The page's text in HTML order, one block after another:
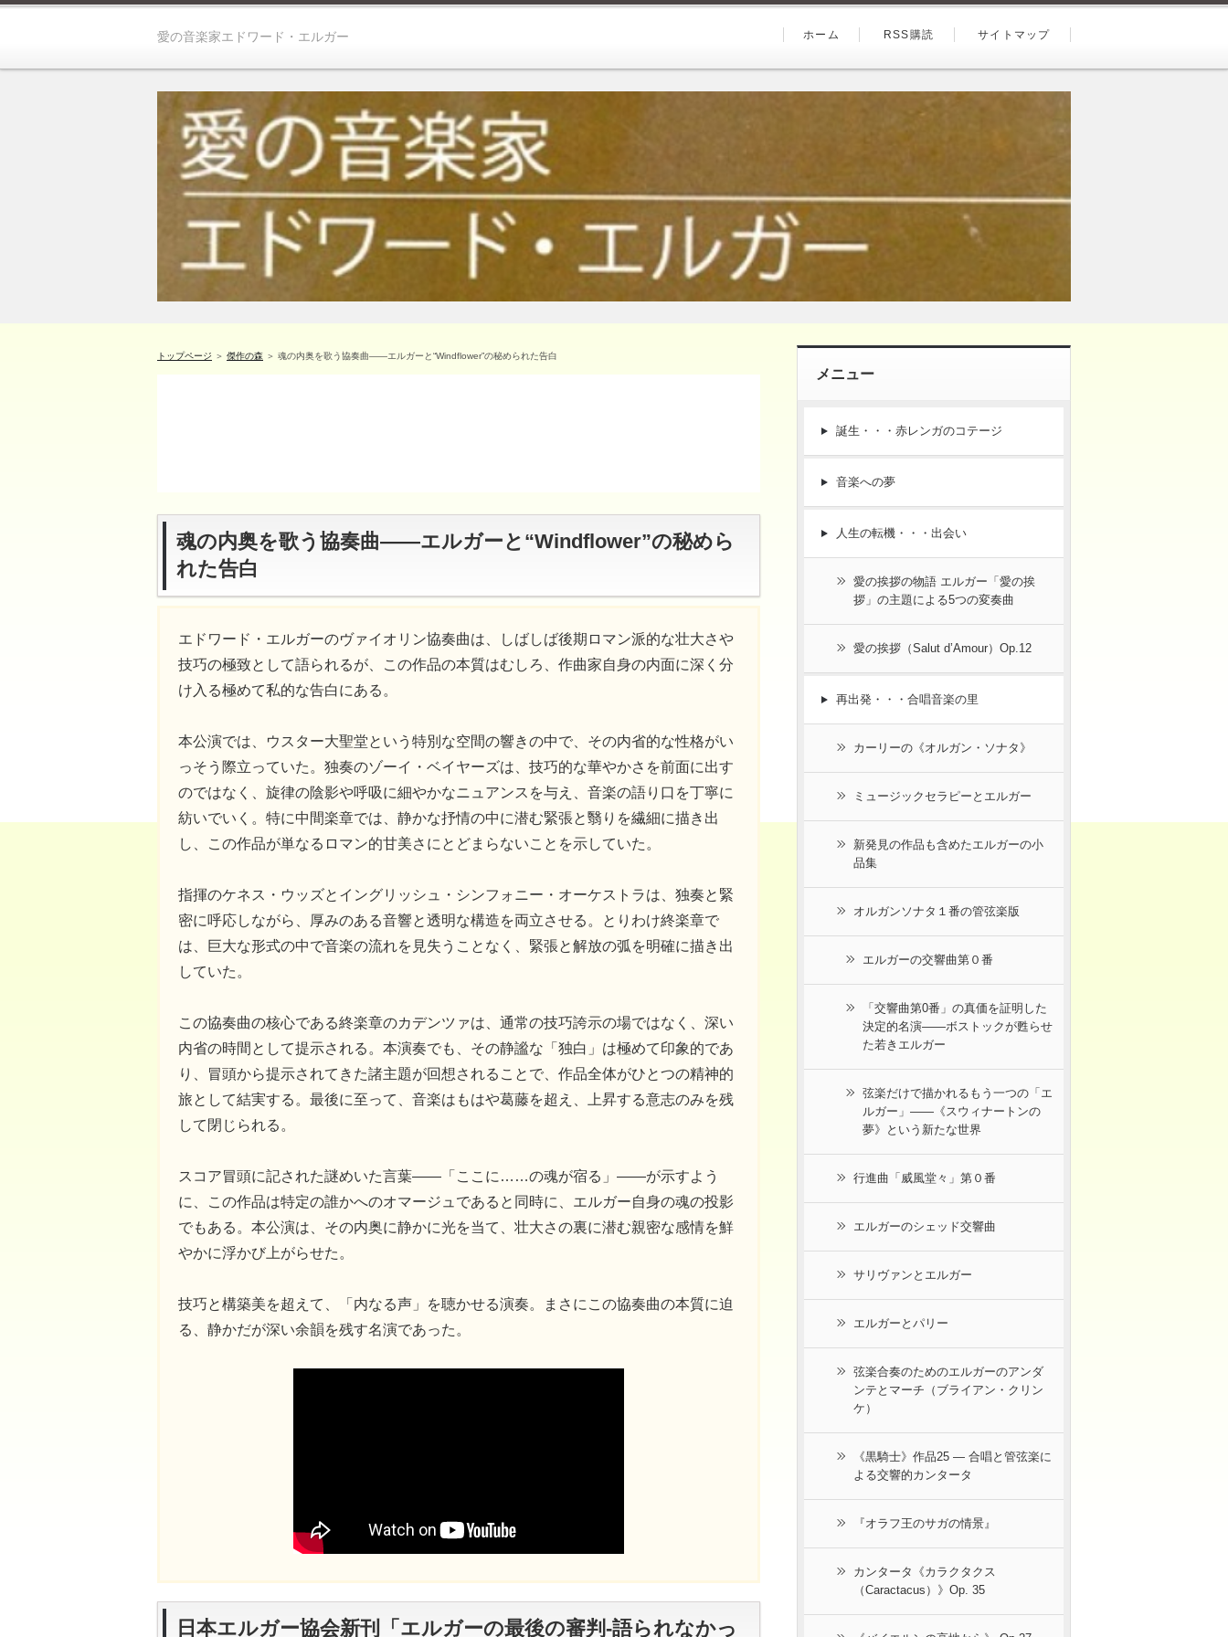
愛の音楽家エドワード・エルガー ホーム RSS購読 サイトマップ
トップページ ＞ 傑作の森 ＞ 魂の内奥を歌う協奏曲――エルガーと“Windflower”の秘められた告白
魂の内奥を歌う協奏曲――エルガーと“Windflower”の秘めら
れた告白
エドワード・エルガーのヴァイオリン協奏曲は、しばしば後期ロマン派的な壮大さや
技巧の極致として語られるが、この作品の本質はむしろ、作曲家自身の内面に深く分
け入る極めて私的な告白にある。
本公演では、ウスター大聖堂という特別な空間の響きの中で、その内省的な性格がい
っそう際立っていた。独奏のゾーイ・ベイヤーズは、技巧的な華やかさを前面に出す
のではなく、旋律の陰影や呼吸に細やかなニュアンスを与え、音楽の語り口を丁寧に
紡いでいく。特に中間楽章では、静かな抒情の中に潜む緊張と翳りを繊細に描き出
し、この作品が単なるロマン的甘美さにとどまらないことを示していた。
指揮のケネス・ウッズとイングリッシュ・シンフォニー・オーケストラは、独奏と緊
密に呼応しながら、厚みのある音響と透明な構造を両立させる。とりわけ終楽章で
は、巨大な形式の中で音楽の流れを見失うことなく、緊張と解放の弧を明確に描き出
していた。
この協奏曲の核心である終楽章のカデンツァは、通常の技巧誇示の場ではなく、深い
内省の時間として提示される。本演奏でも、その静謐な「独白」は極めて印象的であ
り、冒頭から提示されてきた諸主題が回想されることで、作品全体がひとつの精神的
旅として結実する。最後に至って、音楽はもはや葛藤を超え、上昇する意志のみを残
して閉じられる。
スコア冒頭に記された謎めいた言葉——「ここに……の魂が宿る」——が示すよう
に、この作品は特定の誰かへのオマージュであると同時に、エルガー自身の魂の投影
でもある。本公演は、その内奥に静かに光を当て、壮大さの裏に潜む親密な感情を鮮
やかに浮かび上がらせた。
技巧と構築美を超えて、「内なる声」を聴かせる演奏。まさにこの協奏曲の本質に迫
る、静かだが深い余韻を残す名演であった。
日本エルガー協会新刊「エルガーの最後の審判-語られなかっ
メニュー
誕生・・・赤レンガのコテージ
音楽への夢
人生の転機・・・出会い
愛の挨拶の物語 エルガー「愛の挨
拶」の主題による5つの変奏曲
愛の挨拶（Salut d’Amour）Op.12
再出発・・・合唱音楽の里
カーリーの《オルガン・ソナタ》
ミュージックセラピーとエルガー
新発見の作品も含めたエルガーの小
品集
オルガンソナタ１番の管弦楽版
エルガーの交響曲第０番
「交響曲第0番」の真価を証明した
決定的名演――ボストックが甦らせ
た若きエルガー
弦楽だけで描かれるもう一つの「エ
ルガー」――《スウィナートンの
夢》という新たな世界
行進曲「威風堂々」第０番
エルガーのシェッド交響曲
サリヴァンとエルガー
エルガーとパリー
弦楽合奏のためのエルガーのアンダ
ンテとマーチ（ブライアン・クリン
ケ）
《黒騎士》作品25 ― 合唱と管弦楽に
よる交響的カンタータ
『オラフ王のサガの情景』
カンタータ《カラクタクス
（Caractacus）》Op. 35